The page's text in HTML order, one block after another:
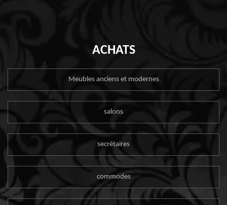
ACHATS
Meubles anciens et modernes
salons
secrétaires
commodes